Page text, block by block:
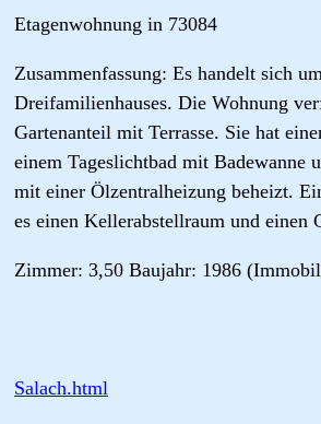
Etagenwohnung in 73084
Zusammenfassung: Es handelt sich
Dreifamilienhauses. Die Wohnung
Gartenanteil mit Terrasse. Sie hat
einem Tageslichtbad mit Badewanne
mit einer Ölzentralheizung beheizt.
es einen Kellerabstellraum und einen
Zimmer: 3,50 Baujahr: 1986
Salach.html